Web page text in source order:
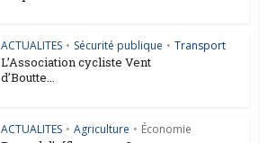
ACTUALITES • Sécurité publique • Transport
L’Association cycliste Vent
d’Boutte...
ACTUALITES • Agriculture • Économie